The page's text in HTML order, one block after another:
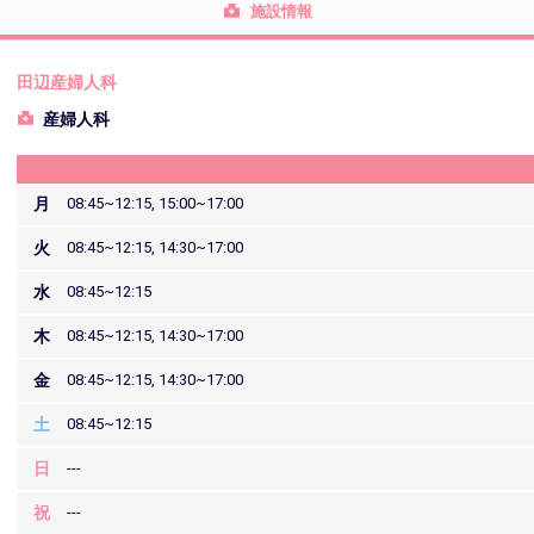
施設情報
田辺産婦人科
産婦人科
月 08:45~12:15, 15:00~17:00
火 08:45~12:15, 14:30~17:00
水 08:45~12:15
木 08:45~12:15, 14:30~17:00
金 08:45~12:15, 14:30~17:00
土 08:45~12:15
日 ---
祝 ---